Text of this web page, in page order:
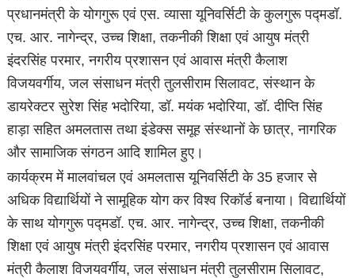
प्रधानमंत्री के योगगुरू एवं एस. व्यासा यूनिवर्सिटी के कुलगुरू पद्मडॉ.
एच. आर. नागेन्द्र, उच्च शिक्षा, तकनीकी शिक्षा एवं आयुष मंत्री
इंदरसिंह परमार, नगरीय प्रशासन एवं आवास मंत्री कैलाश
विजयवर्गीय, जल संसाधन मंत्री तुलसीराम सिलावट, संस्थान के
डायरेक्टर सुरेश सिंह भदोरिया, डॉ. मयंक भदोरिया, डॉ. दीप्ति सिंह
हाड़ा सहित अमलतास तथा इंडेक्स समूह संस्थानों के छात्र, नागरिक
और सामाजिक संगठन आदि शामिल हुए।
कार्यक्रम में मालवांचल एवं अमलतास यूनिवर्सिटी के 35 हजार से
अधिक विद्यार्थियों ने सामूहिक योग कर विश्व रिकॉर्ड बनाया। विद्यार्थियों
के साथ योगगुरू पद्मडॉ. एच. आर. नागेन्द्र, उच्च शिक्षा, तकनीकी
शिक्षा एवं आयुष मंत्री इंदरसिंह परमार, नगरीय प्रशासन एवं आवास
मंत्री कैलाश विजयवर्गीय, जल संसाधन मंत्री तुलसीराम सिलावट,